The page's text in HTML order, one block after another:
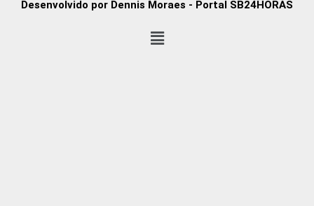
Desenvolvido por Dennis Moraes - Portal SB24HORAS